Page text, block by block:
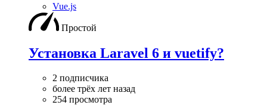
Vue.js
Простой
Установка Laravel 6 и vuetify?
2 подписчика
более трёх лет назад
254 просмотра